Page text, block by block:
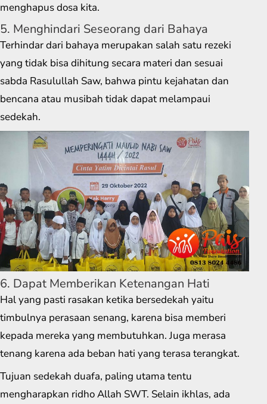
menghapus dosa kita.
5. Menghindari Seseorang dari Bahaya
Terhindar dari bahaya merupakan salah satu rezeki
yang tidak bisa dihitung secara materi dan sesuai
sabda Rasulullah Saw, bahwa pintu kejahatan dan
bencana atau musibah tidak dapat melampaui
sedekah.
6. Dapat Memberikan Ketenangan Hati
Hal yang pasti rasakan ketika bersedekah yaitu
timbulnya perasaan senang, karena bisa memberi
kepada mereka yang membutuhkan. Juga merasa
tenang karena ada beban hati yang terasa terangkat.
Tujuan sedekah duafa, paling utama tentu
mengharapkan ridho Allah SWT. Selain ikhlas, ada